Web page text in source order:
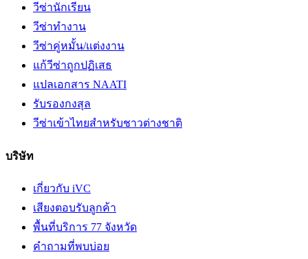
วีซ่านักเรียน
วีซ่าทำงาน
วีซ่าคู่หมั้น/แต่งงาน
แก้วีซ่าถูกปฏิเสธ
แปลเอกสาร NAATI
รับรองกงสุล
วีซ่าเข้าไทยสำหรับชาวต่างชาติ
บริษัท
เกี่ยวกับ iVC
เสียงตอบรับลูกค้า
พื้นที่บริการ 77 จังหวัด
คำถามที่พบบ่อย